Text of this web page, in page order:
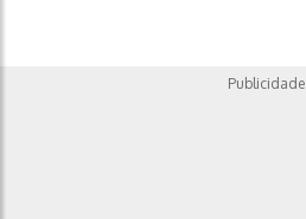
Publicidade